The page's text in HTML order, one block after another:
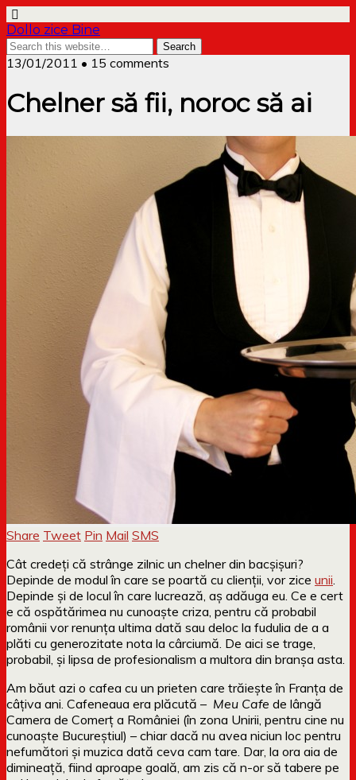
Dollo zice Bine
13/01/2011 • 15 comments
Chelner să fii, noroc să ai
Share Tweet Pin Mail SMS
Cât credeți că strânge zilnic un chelner din bacșișuri?
Depinde de modul în care se poartă cu clienții, vor zice unii
Depinde și de locul în care lucrează, aș adăuga eu. Ce e cert
e că ospătărimea nu cunoaște criza, pentru că probabil
românii vor renunța ultima dată sau deloc la fudulia de a a
plăti cu generozitate nota la cârciumă. De aici se trage,
probabil, și lipsa de profesionalism a multora din branșa asta.
Am băut azi o cafea cu un prieten care trăiește în Franța de
câțiva ani. Cafeneaua era plăcută – Meu Cafe de lângă
Camera de Comerț a României (în zona Unirii, pentru cine nu
cunoaște Bucureștiul) – chiar dacă nu avea niciun loc pentru
nefumători și muzica dată ceva cam tare. Dar, la ora aia de
dimineață, fiind aproape goală, am zis că n-or să tabere pe